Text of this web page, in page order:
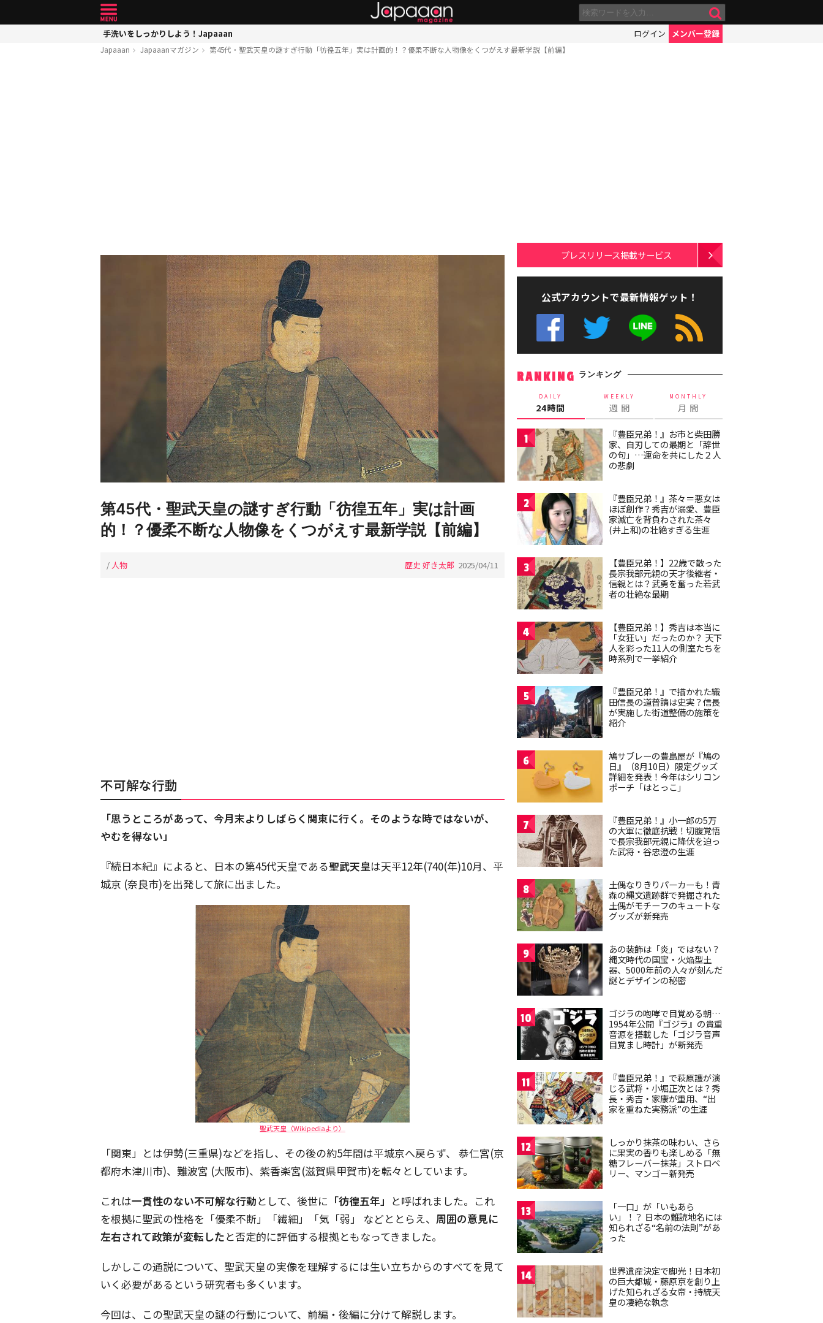
手洗いをしっかりしよう！Japaaan ログイン メンバー登録
Japaaan Japaaanマガジン 第45代・聖武天皇の謎すぎ行動「彷徨五年」実は計画的！？優柔不断な人物像をくつがえす最新学説【前編】
第45代・聖武天皇の謎すぎ行動「彷徨五年」実は計画
的！？優柔不断な人物像をくつがえす最新学説【前編】
/ 人物 歴史 好き太郎 2025/04/11
不可解な行動
「思うところがあって、今月末よりしばらく関東に行く。そのような時ではないが、
やむを得ない」
『続日本紀』によると、日本の第45代天皇である聖武天皇は天平12年(740(年)10月、平
城京 (奈良市)を出発して旅に出ました。
聖武天皇（Wikipediaより）
「関東」とは伊勢(三重県)などを指し、その後の約5年間は平城京へ戻らず、 恭仁宮(京
都府木津川市)、難波宮 (大阪市)、紫香楽宮(滋賀県甲賀市)を転々としています。
これは一貫性のない不可解な行動として、後世に 「彷徨五年」 と呼ばれました。これ
を根拠に聖武の性格を「優柔不断」「繊細」「気「弱」 などととらえ、 周囲の意見に
左右されて政策が変転したと否定的に評価する根拠ともなってきました。
しかしこの通説について、聖武天皇の実像を理解するには生い立ちからのすべてを見て
いく必要があるという研究者も多くいます。
今回は、この聖武天皇の謎の行動について、前編・後編に分けて解説します。
プレスリリース掲載サービス
公式アカウントで最新情報ゲット！
RANKING ランキング
DAILY
24時間
WEEKLY
週 間
MONTHLY
月 間
1
『豊臣兄弟！』お市と柴田勝
家、自刃しての最期と「辞世
の句」…運命を共にした２人
の悲劇
2
『豊臣兄弟！』茶々＝悪女は
ほぼ創作？秀吉が溺愛、豊臣
家滅亡を背負わされた茶々
(井上和)の壮絶すぎる生涯
3
【豊臣兄弟！】22歳で散った
長宗我部元親の天才後継者・
信親とは？武勇を奮った若武
者の壮絶な最期
4
【豊臣兄弟！】秀吉は本当に
「女狂い」だったのか？ 天下
人を彩った11人の側室たちを
時系列で一挙紹介
5
『豊臣兄弟！』で描かれた織
田信長の道普請は史実？信長
が実施した街道整備の施策を
紹介
6
鳩サブレーの豊島屋が『鳩の
日』（8月10日）限定グッズ
詳細を発表！今年はシリコン
ポーチ「はとっこ」
7
『豊臣兄弟！』小一郎の5万
の大軍に徹底抗戦！切腹覚悟
で長宗我部元親に降伏を迫っ
た武将・谷忠澄の生涯
8
土偶なりきりパーカーも！青
森の縄文遺跡群で発掘された
土偶がモチーフのキュートな
グッズが新発売
9
あの装飾は「炎」ではない？
縄文時代の国宝・火焔型土
器、5000年前の人々が刻んだ
謎とデザインの秘密
10
ゴジラの咆哮で目覚める朝…
1954年公開『ゴジラ』の貴重
音源を搭載した「ゴジラ音声
目覚まし時計」が新発売
11
『豊臣兄弟！』で萩原護が演
じる武将・小堀正次とは？秀
長・秀吉・家康が重用、“出
家を重ねた実務派”の生涯
12
しっかり抹茶の味わい、さら
に果実の香りも楽しめる「無
糖フレーバー抹茶」ストロベ
リー、マンゴー新発売
13
「一口」が「いもあら
い」！？ 日本の難読地名には
知られざる“名前の法則”があ
った
14
世界遺産決定で脚光！日本初
の巨大都城・藤原京を創り上
げた知られざる女帝・持統天
皇の凄絶な執念